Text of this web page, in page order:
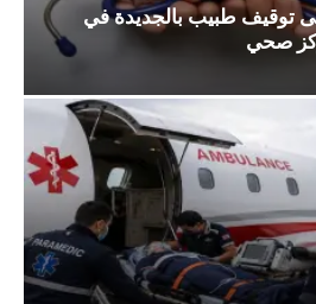
توقيف طبيب بالجديدة في
صحي